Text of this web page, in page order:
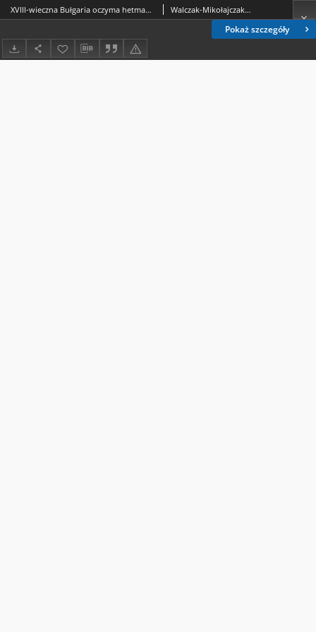
Pokaż szczegóły
XVIII-wieczna Bułgaria oczyma hetmana Filipa Orlika (na podstawie Diariusza podróżnego 1720-1723) Walczak-Mikołajczakowa, Mariola (1965- )